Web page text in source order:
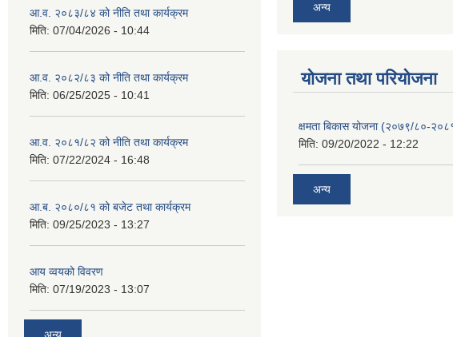
आ.व. २०८३/८४ को नीति तथा कार्यक्रम
मिति: 07/04/2026 - 10:44
आ.व. २०८२/८३ को नीति तथा कार्यक्रम
मिति: 06/25/2025 - 10:41
आ.व. २०८१/८२ को नीति तथा कार्यक्रम
मिति: 07/22/2024 - 16:48
आ.ब. २०८०/८१ को बजेट तथा कार्यक्रम
मिति: 09/25/2023 - 13:27
आय व्वयको विवरण
मिति: 07/19/2023 - 13:07
अन्य
अन्य
याेजना तथा परियाेजना
क्षमता बिकास योजना (२०७९/८०-
मिति: 09/20/2022 - 12:22
अन्य